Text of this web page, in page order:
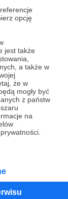
opcję
jest także
a także w
że w
mogły być
z państw
na
w